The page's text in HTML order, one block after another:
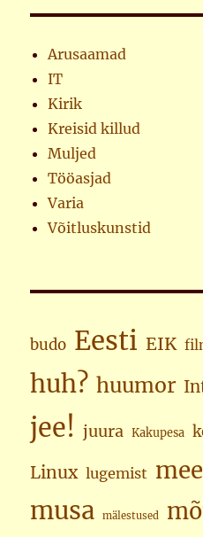
Arusaamad
IT
Kirik
Kreisid killud
Muljed
Tööasjad
Varia
Võitluskunstid
budo Eesti EIK
huh? huumor
jee! juura Kakupesa
Linux lugemist
musa mälestused